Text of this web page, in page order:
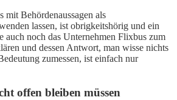
mit Behördenaussagen als
lassen, ist obrigkeitshörig und ein
auch noch das Unternehmen Flixbus zum
und dessen Antwort, man wisse nichts
zumessen, ist einfach nur
offen bleiben müssen